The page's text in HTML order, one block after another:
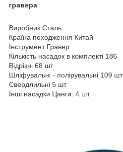
гравера
Виробник Сталь
Країна походження Китай
Інструмент Гравер
Кількість насадок в комплекті 186
Відрізні 68 шт
Шліфувальні - полірувальні 109 шт
Свердлильні 5 шт
Інші насадки Цанги: 4 шт